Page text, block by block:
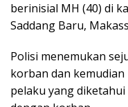
berinisial MH (40) di
Saddang Baru,
Polisi menemukan
korban dan
pelaku yang